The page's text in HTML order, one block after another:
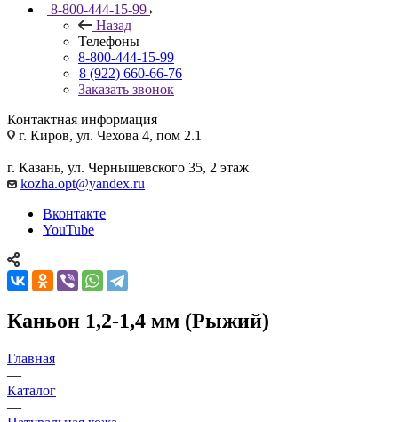
8-800-444-15-99
Назад
Телефоны
8-800-444-15-99
8 (922) 660-66-76
Заказать звонок
Контактная информация
г. Киров, ул. Чехова 4, пом 2.1
г. Казань, ул. Чернышевского 35, 2 этаж
kozha.opt@yandex.ru
Вконтакте
YouTube
Каньон 1,2-1,4 мм (Рыжий)
Главная
—
Каталог
—